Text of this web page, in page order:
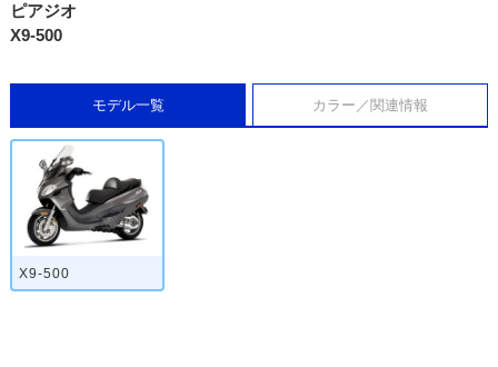
ピアジオ
X9-500
モデル一覧 カラー／関連情報
X9-500